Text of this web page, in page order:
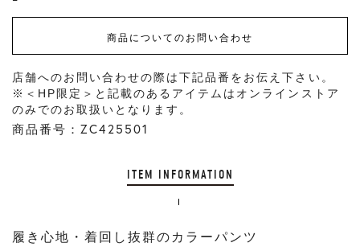
商品についてのお問い合わせ
店舗へのお問い合わせの際は下記品番をお伝え下さい。
※＜HP限定＞と記載のあるアイテムはオンラインストア
のみでのお取扱いとなります。
商品番号：ZC425501
ITEM INFORMATION
履き心地・着回し抜群のカラーパンツ